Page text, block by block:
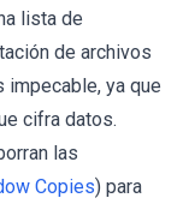
lista de
de archivos
ya que
cifra datos.
las
Copies) para